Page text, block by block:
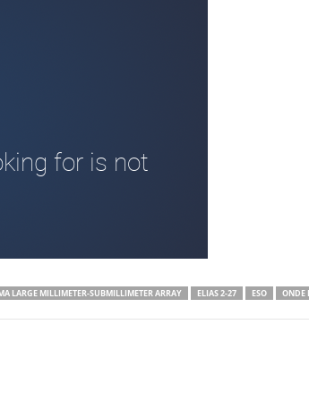
LARGE MILLIMETER-SUBMILLIMETER ARRAY ELIAS 2-27 ESO ONDE